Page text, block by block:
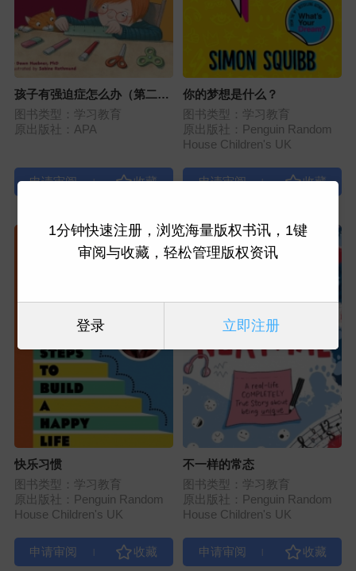
孩子有强迫症怎么办（第二
版）
图书类型：学习教育
原出版社：APA
|
你的梦想是什么？
图书类型：学习教育
原出版社：Penguin Random
House Children's UK
|
快乐习惯
图书类型：学习教育
原出版社：Penguin Random
House Children's UK
不一样的常态
图书类型：学习教育
原出版社：Penguin Random
House Children's UK
1分钟快速注册，浏览海量版权书讯，1键
审阅与收藏，轻松管理版权资讯
登录 立即注册